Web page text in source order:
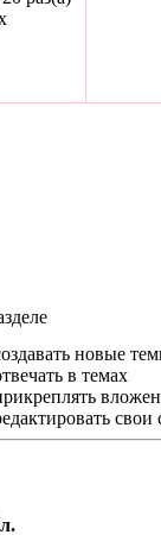
новые
в темах